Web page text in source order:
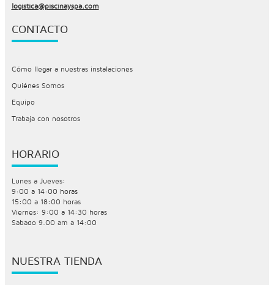
logistica@piscinayspa.com
CONTACTO
Cómo llegar a nuestras instalaciones
Quiénes Somos
Equipo
Trabaja con nosotros
HORARIO
Lunes a Jueves:
9:00 a 14:00 horas
15:00 a 18:00 horas
Viernes: 9:00 a 14:30 horas
Sabado 9.00 am a 14:00
NUESTRA TIENDA